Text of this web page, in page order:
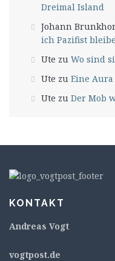
Dreimal Island
Johann
ich Pazifist bleibe
Ute zu Wo sind
Ute zu Eine
Ute zu Der Mob
KONTAKT
Andreas Vogt
vogtpost.de